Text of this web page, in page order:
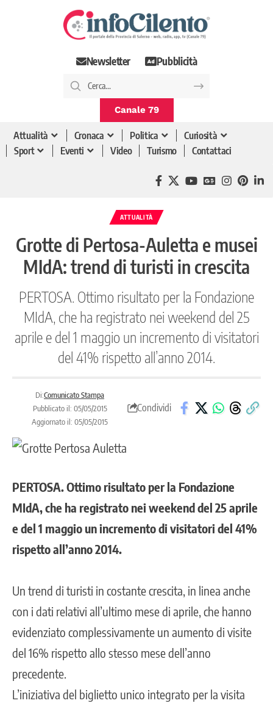
Newsletter Pubblicità
Canale 79
Attualità Cronaca Politica
Curiosità
Sport
Eventi Video Turismo Contattaci
ATTUALITÀ
Grotte di Pertosa-Auletta e musei
MIdA: trend di turisti in crescita
PERTOSA. Ottimo risultato per la Fondazione
MIdA, che ha registrato nei weekend del 25
aprile e del 1 maggio un incremento di visitatori
del 41% rispetto all’anno 2014.
Di:Comunicato Stampa
Pubblicato il: 05/05/2015
Aggiornato il: 05/05/2015
Condividi
PERTOSA. Ottimo risultato per la Fondazione
MIdA, che ha registrato nei weekend del 25 aprile
e del 1 maggio un incremento di visitatori del 41%
rispetto all’anno 2014.
Un trend di turisti in costante crescita, in linea anche
con i dati relativi all’ultimo mese di aprile, che hanno
evidenziato complessivamente un aumento di visite
del 16% rispetto allo stesso mese dell’anno
precedente.
L’iniziativa del biglietto unico integrato per la visita